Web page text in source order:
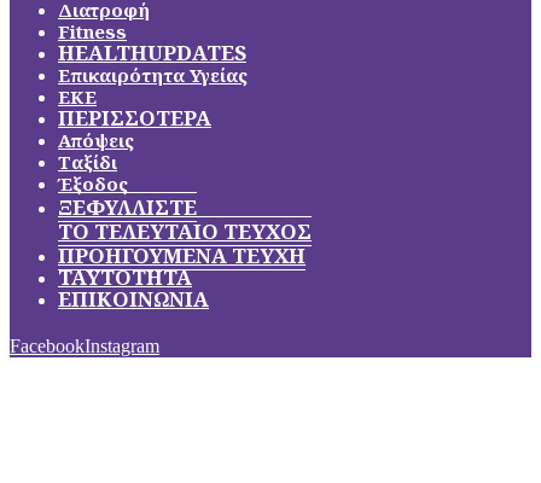
Διατροφή
Fitness
HEALTHUPDATES
Επικαιρότητα Υγείας
ΕΚΕ
ΠΕΡΙΣΣΟΤΕΡΑ
Απόψεις
Ταξίδι
Έξοδος
ΞΕΦΥΛΛΙΣΤΕ
ΤΟ ΤΕΛΕΥΤΑΙΟ ΤΕΥΧΟΣ
ΠΡΟΗΓΟΥΜΕΝΑ ΤΕΥΧΗ
ΤΑΥΤΟΤΗΤΑ
ΕΠΙΚΟΙΝΩΝΙΑ
FacebookInstagram